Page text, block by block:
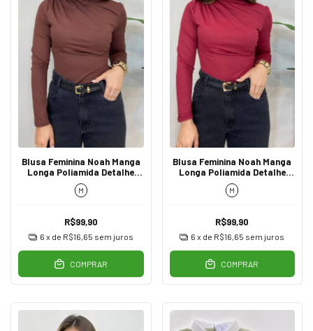
Blusa Feminina Noah Manga
Longa Poliamida Detalhe
Franzido Marrom
M
R$99,90
6 x de R$16,65 sem juros
COMPRAR
Blusa Feminina Noah Manga
Longa Poliamida Detalhe
Franzido Marsala
M
R$99,90
6 x de R$16,65 sem juros
COMPRAR